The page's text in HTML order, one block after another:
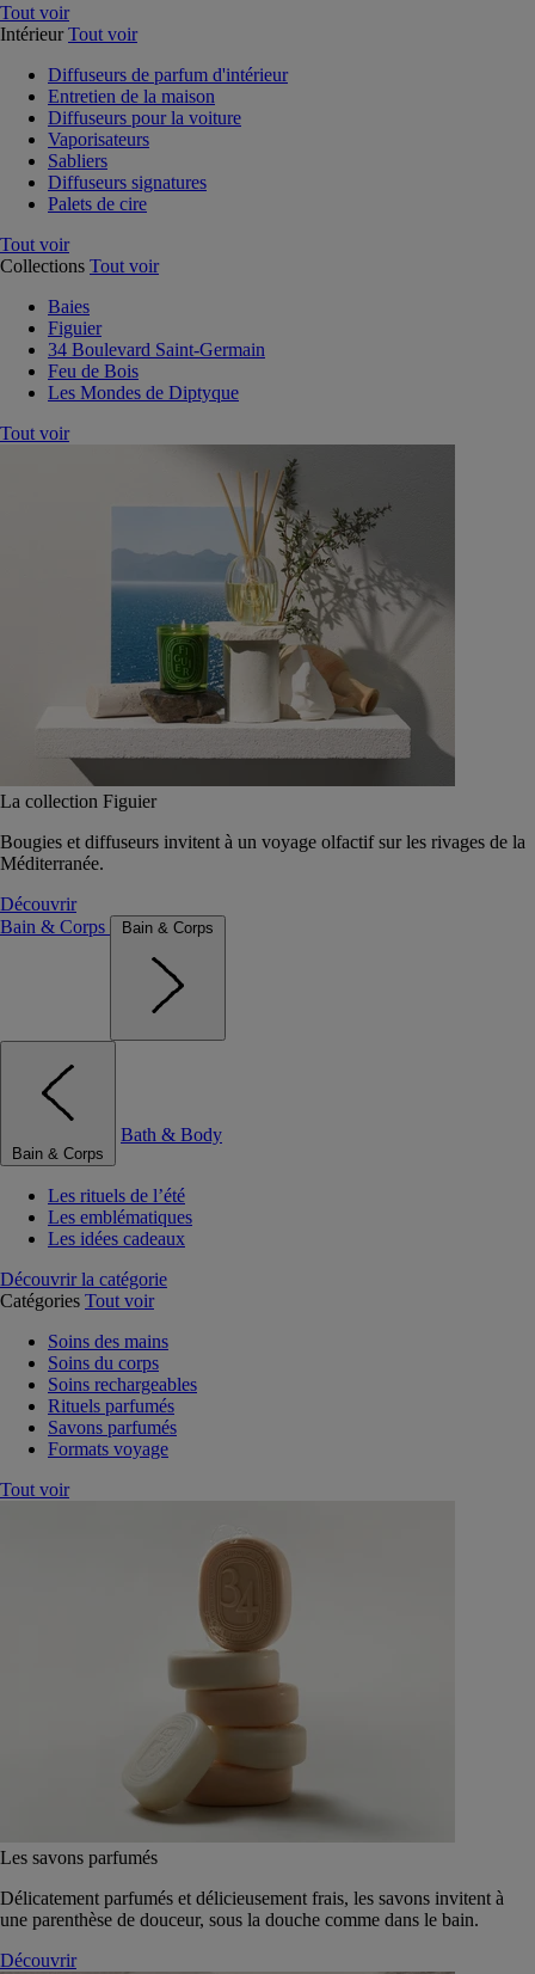
Tout voir
Intérieur Tout voir
Diffuseurs de parfum d'intérieur
Entretien de la maison
Diffuseurs pour la voiture
Vaporisateurs
Sabliers
Diffuseurs signatures
Palets de cire
Tout voir
Collections Tout voir
Baies
Figuier
34 Boulevard Saint-Germain
Feu de Bois
Les Mondes de Diptyque
Tout voir
La collection Figuier
Bougies et diffuseurs invitent à un voyage olfactif sur les rivages de la
Méditerranée.
Découvrir
Bain & Corps
Bain & Corps
Bain & Corps
Bath & Body
Les rituels de l’été
Les emblématiques
Les idées cadeaux
Découvrir la catégorie
Catégories Tout voir
Soins des mains
Soins du corps
Soins rechargeables
Rituels parfumés
Savons parfumés
Formats voyage
Tout voir
Les savons parfumés
Délicatement parfumés et délicieusement frais, les savons invitent à
une parenthèse de douceur, sous la douche comme dans le bain.
Découvrir